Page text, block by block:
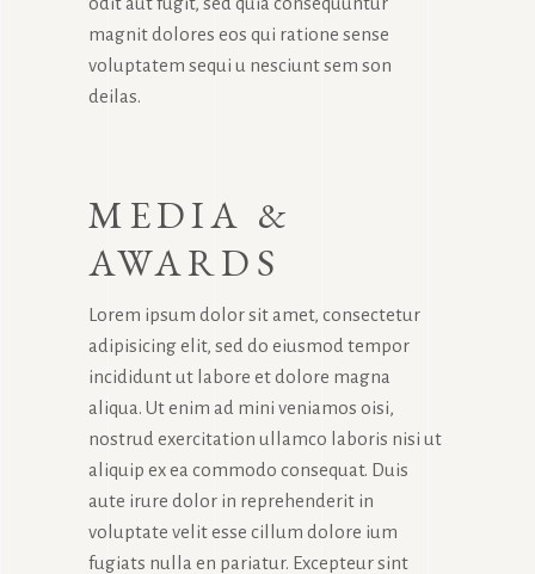
magnit dolores eos qui ratione sense
voluptatem sequi u nesciunt sem son
deilas.
MEDIA &
AWARDS
Lorem ipsum dolor sit amet, consectetur
adipisicing elit, sed do eiusmod tempor
incididunt ut labore et dolore magna
aliqua. Ut enim ad mini veniamos oisi,
nostrud exercitation ullamco laboris nisi ut
aliquip ex ea commodo consequat. Duis
aute irure dolor in reprehenderit in
voluptate velit esse cillum dolore ium
fugiats nulla en pariatur. Excepteur sint